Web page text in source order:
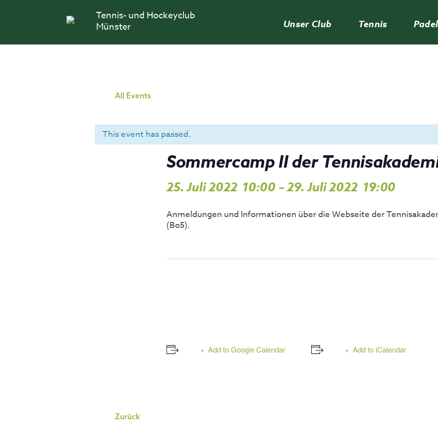
Tennis- und Hockeyclub
Münster
Unser Club Tennis Padel
All Events
This event has passed.
Sommercamp II der
25. Juli 2022 10:00–29. Juli 2022 19:00
Anmeldungen und Informationen über die Webseite der
(Bo5).
Add to Google Calendar Add to iCalendar
EventZurück